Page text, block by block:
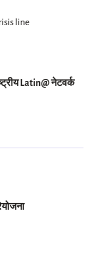
line
Latin@ नेटवर्क